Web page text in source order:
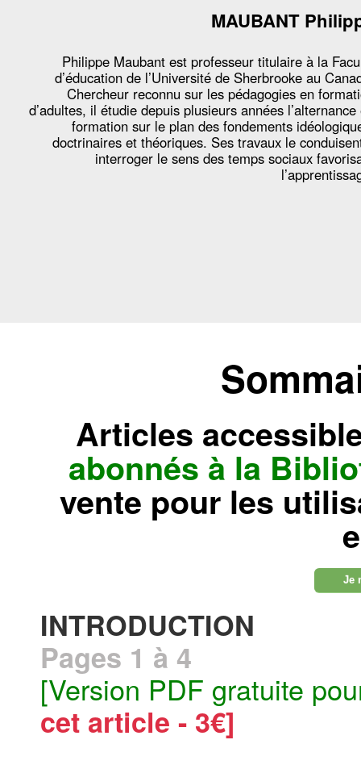
MAUBANT
Philippe Maubant est professeur titulaire à la
d’éducation de l’Université de Sherbrooke au
Chercheur reconnu sur les pédagogies en
d’adultes, il étudie depuis plusieurs années l’alternance
formation sur le plan des fondements
doctrinaires et théoriques. Ses travaux le
interroger le sens des temps sociaux
Articles
abonnés à la
vente pour les
Je
INTRODUCTION
Pages 1 à 4
[Version PDF gratuite
cet article - 3€]